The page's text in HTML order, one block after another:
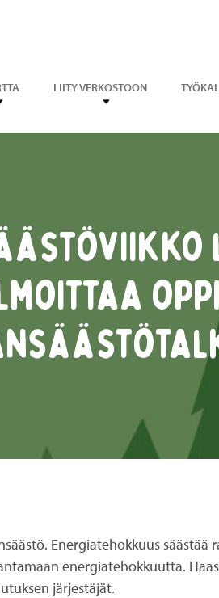
LIITY VERKOSTOON
Energiatehokkuus
energiatehokkuutta.
järjestäjät.